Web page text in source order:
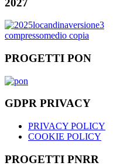
PROGETTI PON
GDPR PRIVACY
PRIVACY POLICY
COOKIE POLICY
PROGETTI PNRR